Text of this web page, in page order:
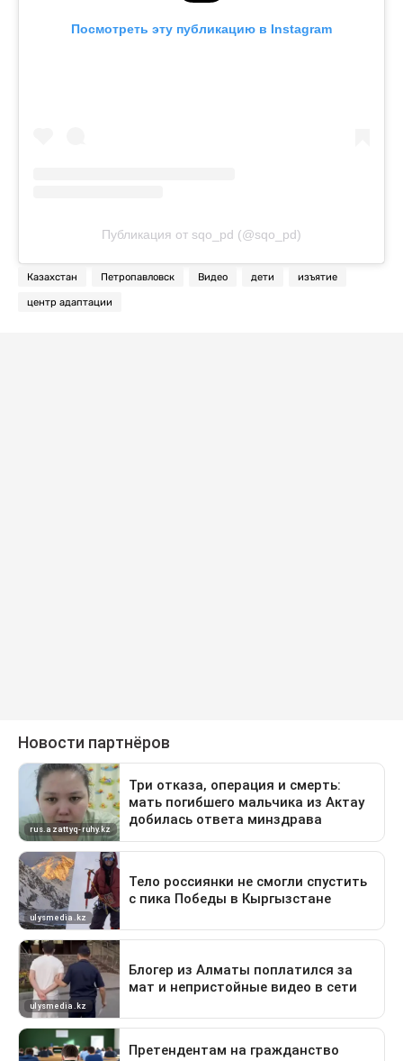
Посмотреть эту публикацию в Instagram
Публикация от sqo_pd (@sqo_pd)
Казахстан Петропавловск Видео дети изъятие
центр адаптации